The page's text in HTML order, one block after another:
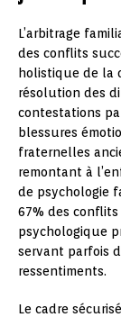
L’arbitrage
des conflits
holistique de la
résolution des
contestations
blessures
fraternelles
remontant à
de psychologie
67% des
psychologique
servant parfois
ressentiments.
Le cadre